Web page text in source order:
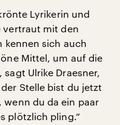
Lyrikerin und
vertraut mit den
kennen sich auch
Mittel, um auf die
Ulrike Draesner,
Stelle bist du jetzt
wenn du da ein paar
plötzlich pling.“